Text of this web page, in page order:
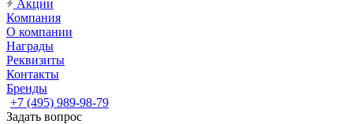
Акции
Компания
О компании
Награды
Реквизиты
Контакты
Бренды
+7 (495) 989-98-79
Задать вопрос